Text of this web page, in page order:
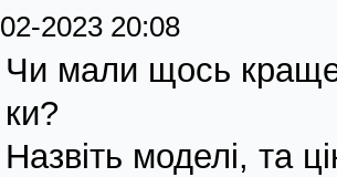
02-2023 20:08
Чи мали щось
ки?
Назвіть моделі, та